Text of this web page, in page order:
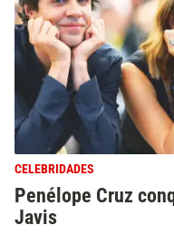
CELEBRIDADES
Penélope Cruz
Javis